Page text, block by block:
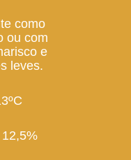
como
ou com
e
leves.